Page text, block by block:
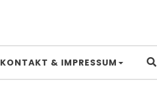
KONTAKT & IMPRESSUM